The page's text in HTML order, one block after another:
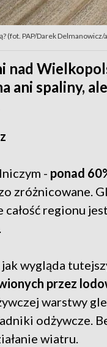
(fot. PAP/Darek
nad
ani spaliny,
- ponad
zróżnicowane.
regionu
.
jak wygląda
przez
warstwy
odżywcze.
wiatru.